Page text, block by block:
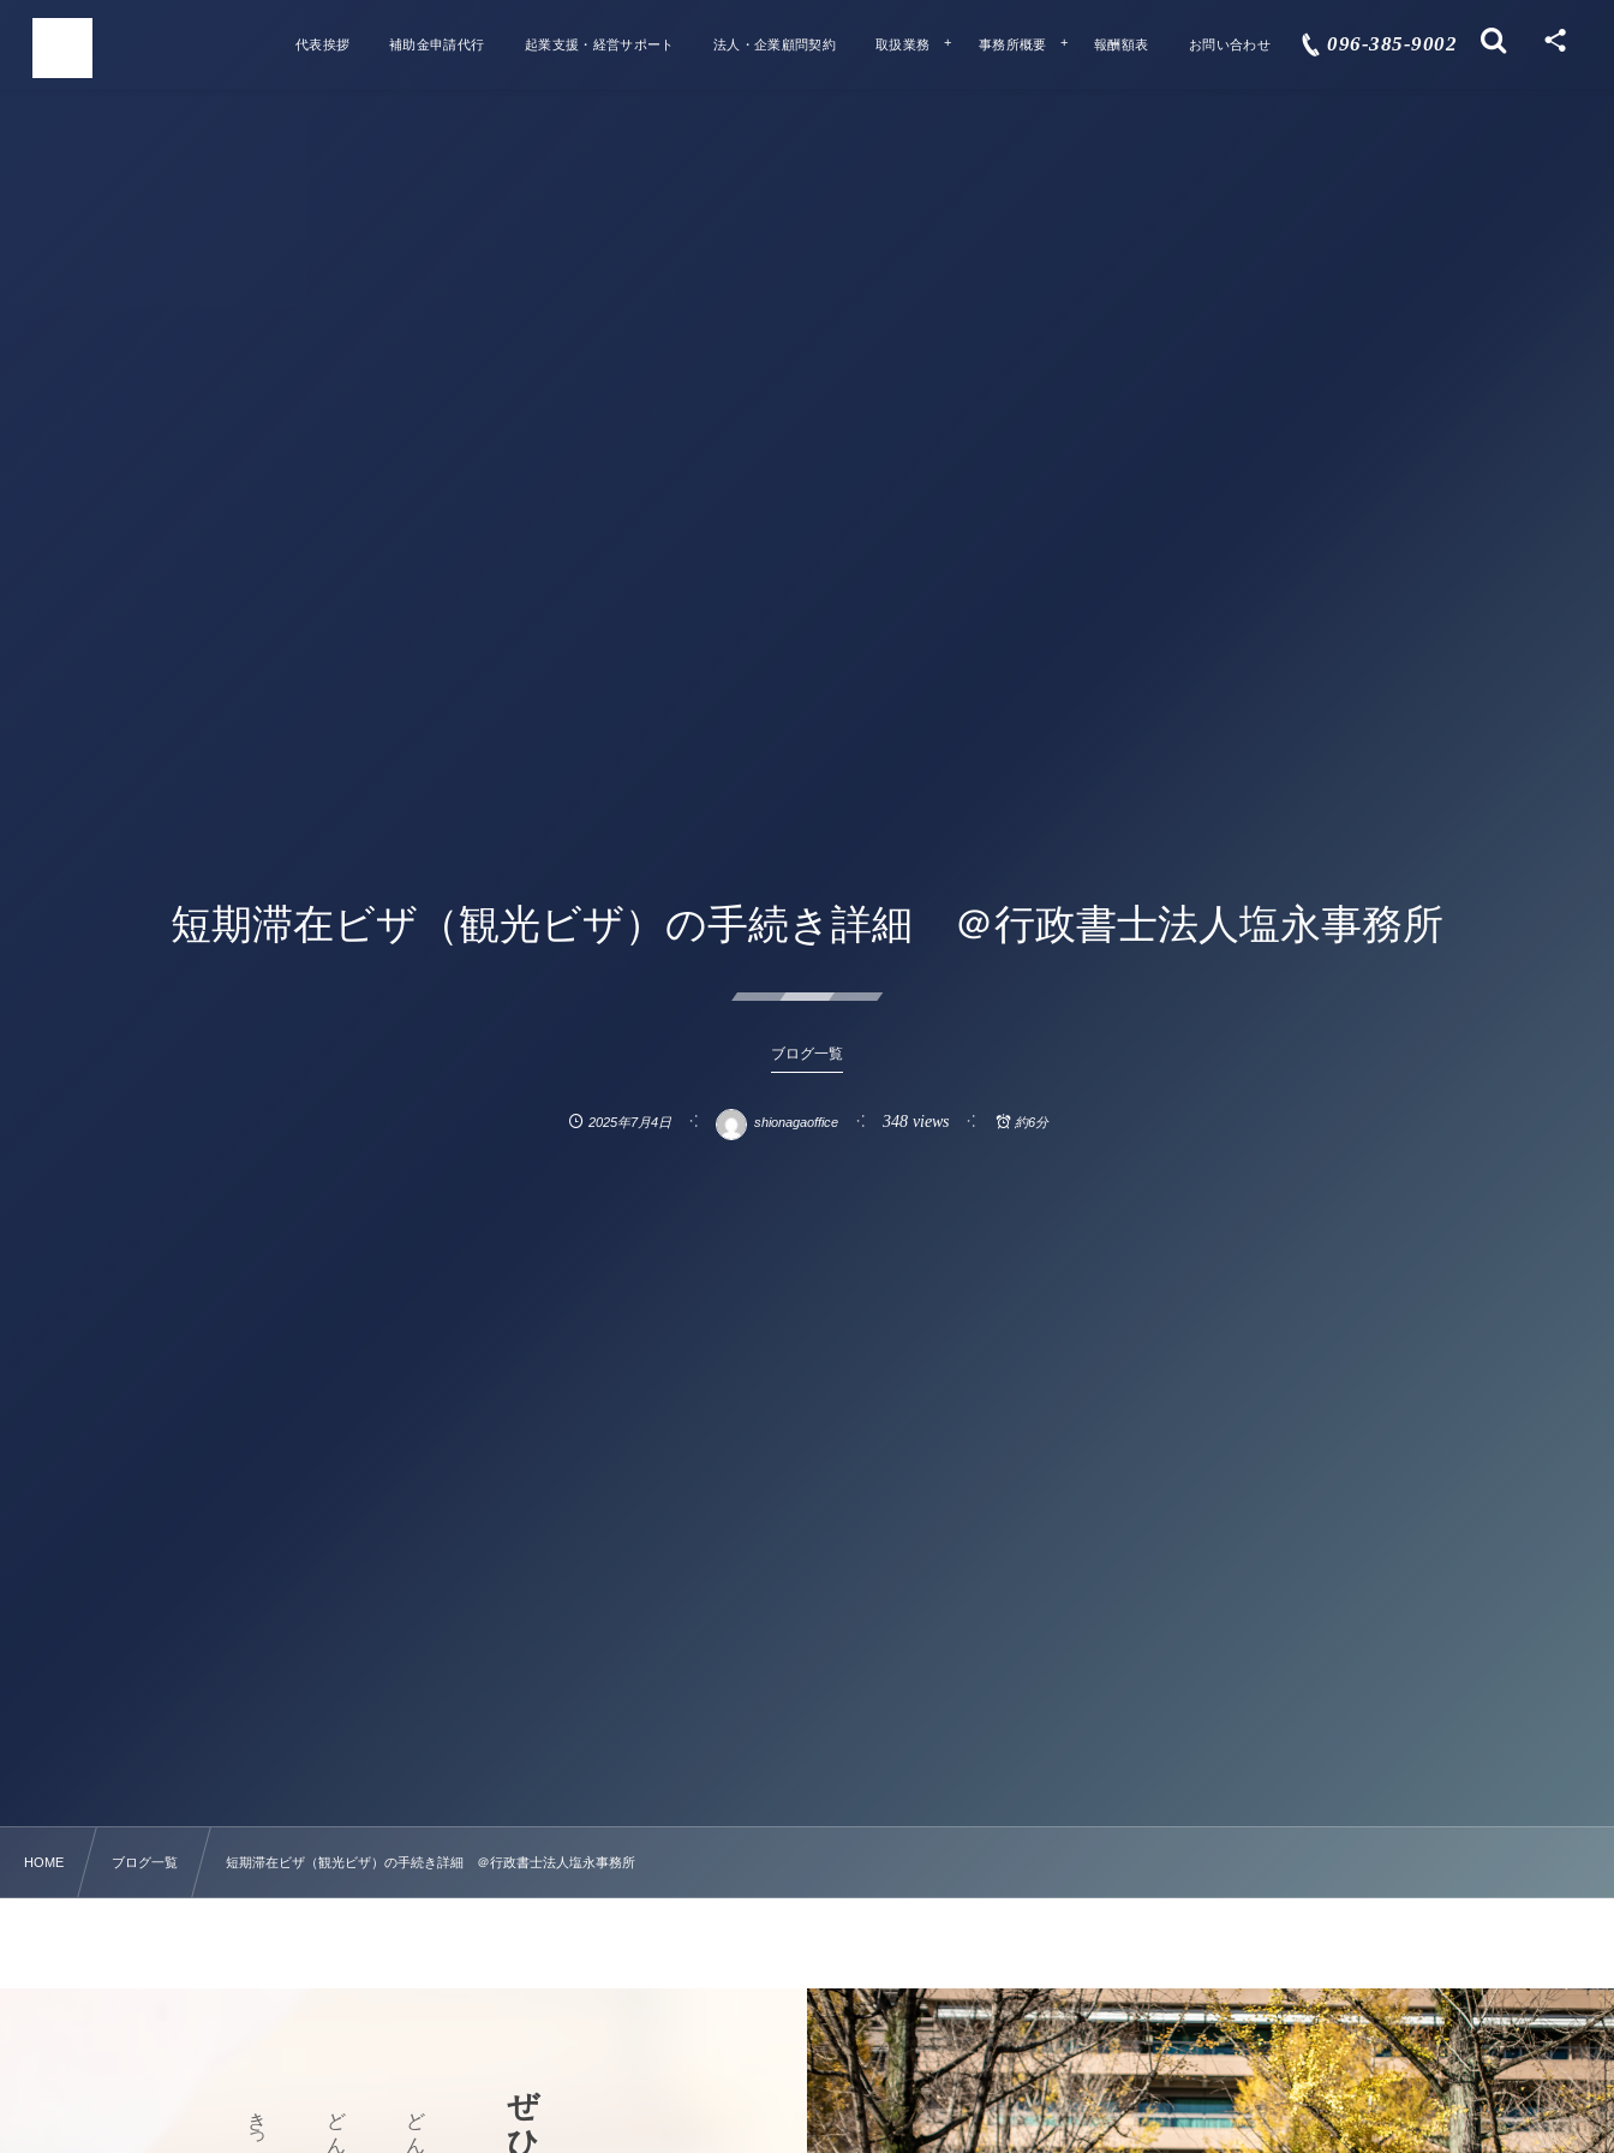
代表挨拶 補助金申請代行 起業支援・経営サポート 法人・企業顧問契約 取扱業務 事務所概要 報酬額表 お問い合わせ 096-385-9002
短期滞在ビザ（観光ビザ）の手続き詳細 ＠行政書士法人塩永事務所
ブログ一覧
2025年7月4日 shionagaoffice 348 views 約6分
HOME ブログ一覧 短期滞在ビザ（観光ビザ）の手続き詳細 ＠行政書士法人塩永事務所